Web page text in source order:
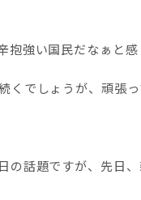
抱強い国民だなぁと感
くでしょうが、頑張っ
の話題ですが、先日